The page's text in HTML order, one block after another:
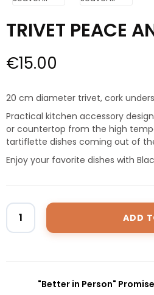
TRIVET PEACE
€15.00
20 cm diameter trivet, cork
Practical kitchen accessory
or countertop from the high
tartiflette dishes coming out of
Enjoy your favorite dishes with
ADD
"Better in Person" Promise